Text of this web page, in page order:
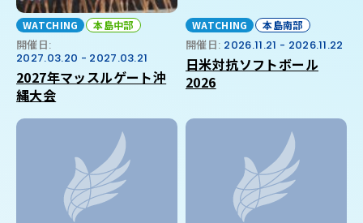
WATCHING 本島中部
開催日:
2027.03.20 - 2027.03.21
2027年マッスルゲート沖
縄大会
WATCHING 本島南部
開催日: 2026.11.21 - 2026.11.22
日米対抗ソフトボール
2026